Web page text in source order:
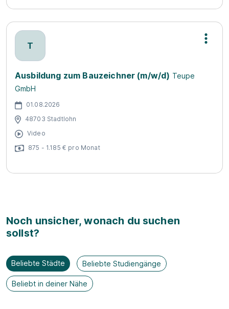
T
Ausbildung zum Bauzeichner (m/w/d) Teupe
GmbH
01.08.2026
48703 Stadtlohn
Video
875 - 1.185 € pro Monat
Noch unsicher, wonach du suchen
sollst?
Beliebte Städte Beliebte Studiengänge
Beliebt in deiner Nähe